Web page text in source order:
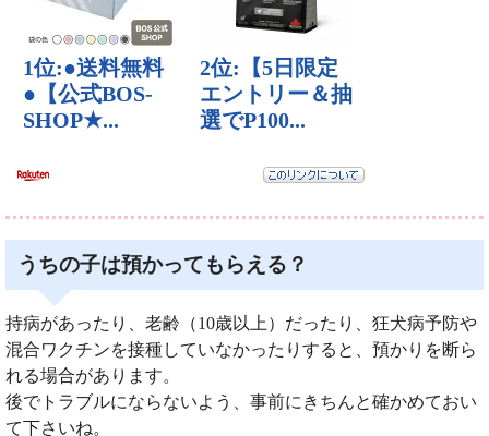
うちの子は預かってもらえる？
持病があったり、老齢（10歳以上）だったり、狂犬病予防や
混合ワクチンを接種していなかったりすると、預かりを断ら
れる場合があります。
後でトラブルにならないよう、事前にきちんと確かめておい
て下さいね。